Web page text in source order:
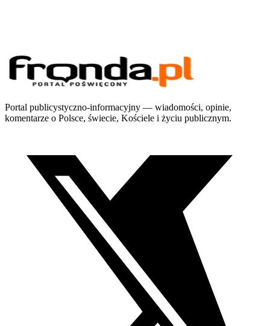
Portal publicystyczno-informacyjny — wiadomości, opinie,
komentarze o Polsce, świecie, Kościele i życiu publicznym.